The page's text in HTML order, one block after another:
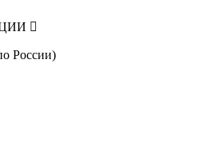
России)